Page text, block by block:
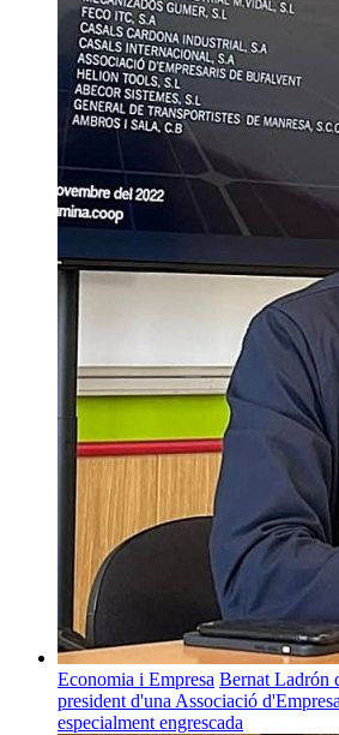
Economia i Empresa Bernat Ladrón
president d'una Associació
especialment engrescada